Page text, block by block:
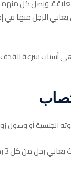
ويصل كل
الرجل منها في
أسباب سرعة
الجنسية أو وصول
من مشكلة سرعة القذف.